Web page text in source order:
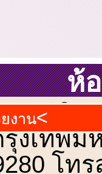
ห้
งาน
ถนนวิ
งเทพม
โท